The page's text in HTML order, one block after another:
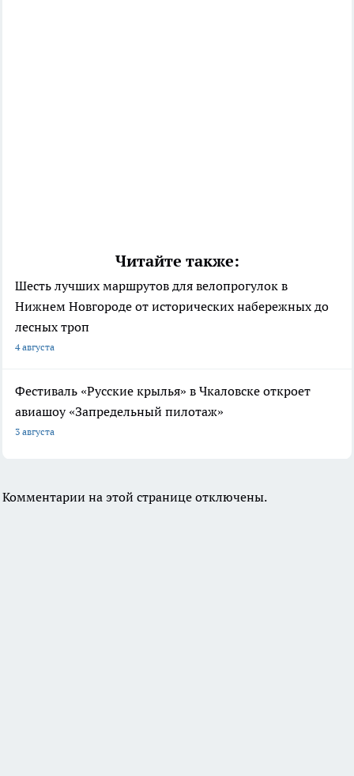
Читайте также:
Шесть лучших маршрутов для велопрогулок в
Нижнем Новгороде от исторических набережных до
лесных троп
4 августа
Фестиваль «Русские крылья» в Чкаловске откроет
авиашоу «Запредельный пилотаж»
3 августа
Комментарии на этой странице отключены.